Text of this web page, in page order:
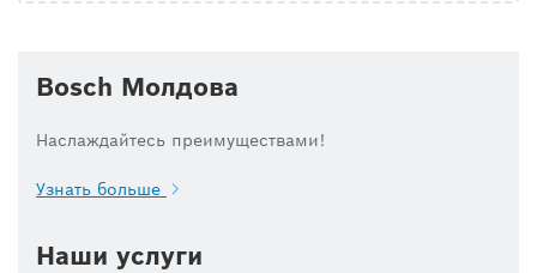
Bosch Молдова
Наслаждайтесь преимуществами!
Узнать больше
Наши услуги